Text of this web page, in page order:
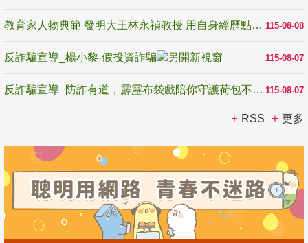
115-08-08
教育家人物典範 發明大王林永禎教授 用自身經歷點亮學生的路
115-08-07
反詐騙宣導_楊小黎-假投資詐騙
115-08-07
反詐騙宣導_防詐有道，霹靂布袋戲陪你守護荷包不受騙
RSS 更多